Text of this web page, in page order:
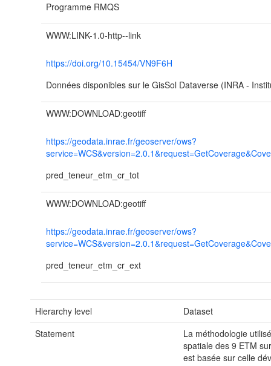
Programme RMQS
WWW:LINK-1.0-http--link
https://doi.org/10.15454/VN9F6H
Données disponibles sur le GisSol Dataverse (INRA -
WWW:DOWNLOAD:geotiff
https://geodata.inrae.fr/geoserver/ows?
pred_teneur_etm_cr_tot
WWW:DOWNLOAD:geotiff
https://geodata.inrae.fr/geoserver/ows?
pred_teneur_etm_cr_ext
Hierarchy level
Dataset
Statement
La méthodologie
spatiale des 9 ETM
est basée sur celle